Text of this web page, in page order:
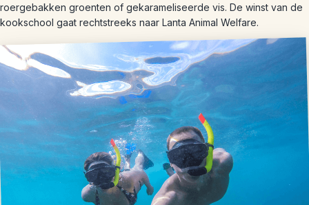
roergebakken groenten of gekarameliseerde vis. De winst van de
kookschool gaat rechtstreeks naar Lanta Animal Welfare.